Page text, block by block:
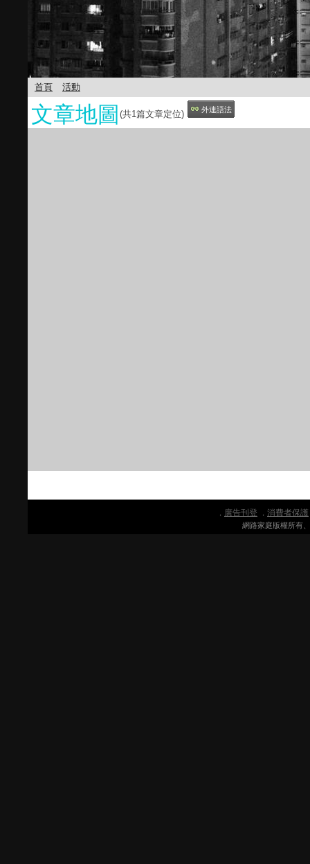
首頁 活動
文章地圖 (共1篇文章定位) 外連語法
． 廣告刊登 ． 消費者保護
網路家庭版權所有